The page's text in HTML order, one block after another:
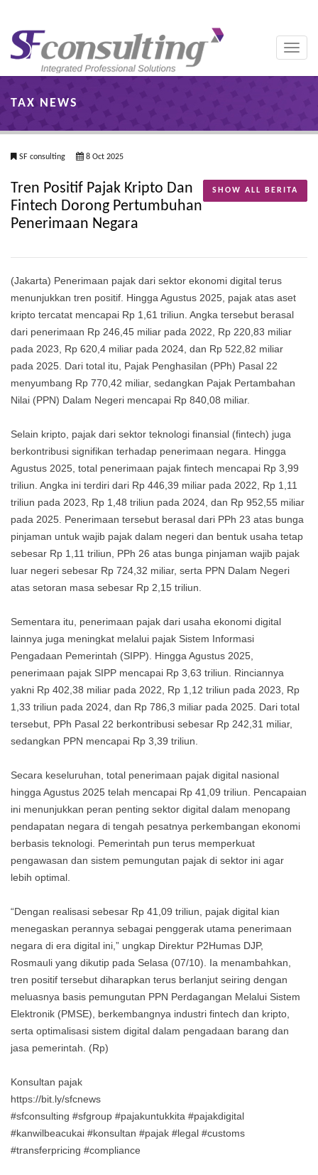
Toggle
TAX NEWS
SF consulting 8 Oct 2025
SHOW ALL BERITA
Tren Positif Pajak Kripto Dan
Fintech Dorong Pertumbuhan
Penerimaan Negara
(Jakarta) Penerimaan pajak dari sektor ekonomi digital terus
menunjukkan tren positif. Hingga Agustus 2025, pajak atas aset
kripto tercatat mencapai Rp 1,61 triliun. Angka tersebut berasal
dari penerimaan Rp 246,45 miliar pada 2022, Rp 220,83 miliar
pada 2023, Rp 620,4 miliar pada 2024, dan Rp 522,82 miliar
pada 2025. Dari total itu, Pajak Penghasilan (PPh) Pasal 22
menyumbang Rp 770,42 miliar, sedangkan Pajak Pertambahan
Nilai (PPN) Dalam Negeri mencapai Rp 840,08 miliar.
Selain kripto, pajak dari sektor teknologi finansial (fintech) juga
berkontribusi signifikan terhadap penerimaan negara. Hingga
Agustus 2025, total penerimaan pajak fintech mencapai Rp 3,99
triliun. Angka ini terdiri dari Rp 446,39 miliar pada 2022, Rp 1,11
triliun pada 2023, Rp 1,48 triliun pada 2024, dan Rp 952,55 miliar
pada 2025. Penerimaan tersebut berasal dari PPh 23 atas bunga
pinjaman untuk wajib pajak dalam negeri dan bentuk usaha tetap
sebesar Rp 1,11 triliun, PPh 26 atas bunga pinjaman wajib pajak
luar negeri sebesar Rp 724,32 miliar, serta PPN Dalam Negeri
atas setoran masa sebesar Rp 2,15 triliun.
Sementara itu, penerimaan pajak dari usaha ekonomi digital
lainnya juga meningkat melalui pajak Sistem Informasi
Pengadaan Pemerintah (SIPP). Hingga Agustus 2025,
penerimaan pajak SIPP mencapai Rp 3,63 triliun. Rinciannya
yakni Rp 402,38 miliar pada 2022, Rp 1,12 triliun pada 2023, Rp
1,33 triliun pada 2024, dan Rp 786,3 miliar pada 2025. Dari total
tersebut, PPh Pasal 22 berkontribusi sebesar Rp 242,31 miliar,
sedangkan PPN mencapai Rp 3,39 triliun.
Secara keseluruhan, total penerimaan pajak digital nasional
hingga Agustus 2025 telah mencapai Rp 41,09 triliun. Pencapaian
ini menunjukkan peran penting sektor digital dalam menopang
pendapatan negara di tengah pesatnya perkembangan ekonomi
berbasis teknologi. Pemerintah pun terus memperkuat
pengawasan dan sistem pemungutan pajak di sektor ini agar
lebih optimal.
“Dengan realisasi sebesar Rp 41,09 triliun, pajak digital kian
menegaskan perannya sebagai penggerak utama penerimaan
negara di era digital ini,” ungkap Direktur P2Humas DJP,
Rosmauli yang dikutip pada Selasa (07/10). Ia menambahkan,
tren positif tersebut diharapkan terus berlanjut seiring dengan
meluasnya basis pemungutan PPN Perdagangan Melalui Sistem
Elektronik (PMSE), berkembangnya industri fintech dan kripto,
serta optimalisasi sistem digital dalam pengadaan barang dan
jasa pemerintah. (Rp)
Konsultan pajak
https://bit.ly/sfcnews
#sfconsulting #sfgroup #pajakuntukkita #pajakdigital
#kanwilbeacukai #konsultan #pajak #legal #customs
#transferpricing #compliance